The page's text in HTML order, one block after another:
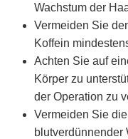
Wachstum der
Vermeiden Sie
Koffein
Achten Sie auf
Körper zu
der Operation zu
Vermeiden Sie
blutverdünnender